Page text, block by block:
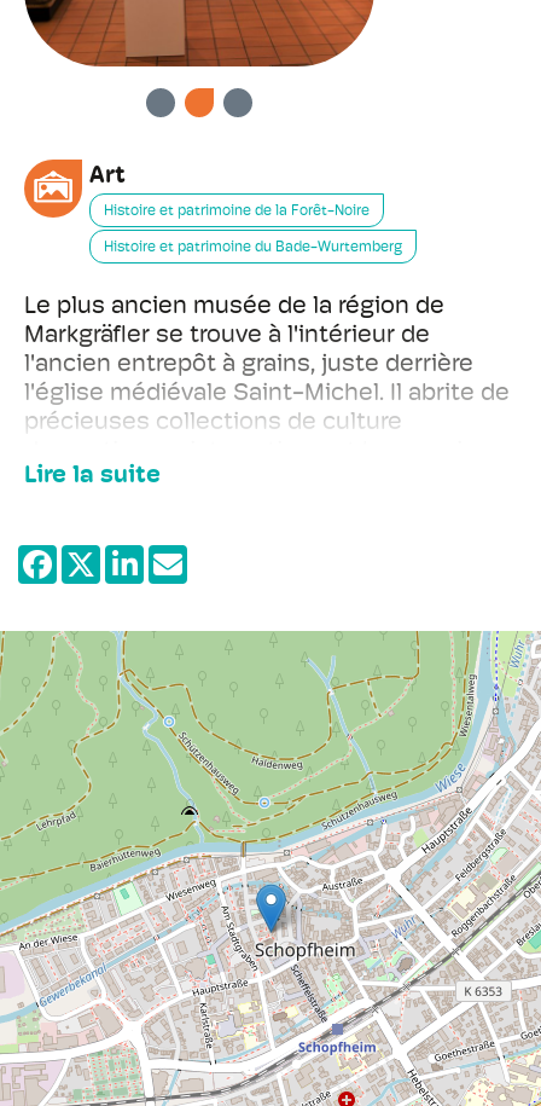
PRÉCÉDENT
SUIVANT
Art
Histoire et patrimoine de la Forêt-Noire
Histoire et patrimoine du Bade-Wurtemberg
Le plus ancien musée de la région de
Markgräfler se trouve à l'intérieur de
l'ancien entrepôt à grains, juste derrière
l'église médiévale Saint-Michel. Il abrite de
précieuses collections de culture
Les objets exposés proviennent de la
vécu à Schopfheim de 1500 à 1925) et de la
"haute société" des 18e et 19e siècles.
Les pierres tombales de la fin du Moyen
Âge, la "collection de dessins" du
professeur H.Th.Baumann, la collection de
peintures de Fritz Heeg-Erasmus, des
objets de la fondation Roggenbach-
Gayling, une sélection de la culture
domestique du début du Moyen Âge
jusqu'en 1960, des impressions de
Schopfheim depuis environ 1300, les
classes et produits artisanaux badois,
l'ancienne influence de l'agriculture dans le
centre-ville de Schopfheim, la cuisine et la
conservation des aliments entre 1900 et
1950, le margrave Ludwig Wilhelm de
Baden-Baden connu sous le nom de
"Türkenlouis" et ses fortifications baroques,
ainsi que l'instrument de musique
Lire la suite